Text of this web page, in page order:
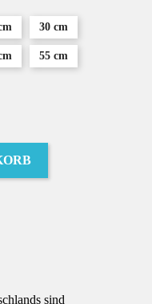
30 cm
55 cm
sind